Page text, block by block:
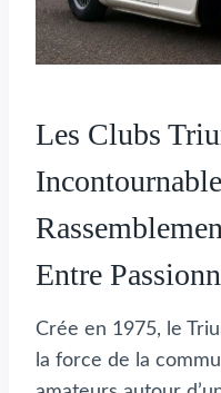
Les Clubs
Entre
Crée en 1975, le
la force de la